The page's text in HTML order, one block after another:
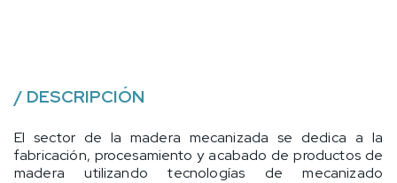
/ DESCRIPCIÓN
El sector de la madera mecanizada se dedica a la
fabricación, procesamiento y acabado de productos de
madera utilizando tecnologías de mecanizado